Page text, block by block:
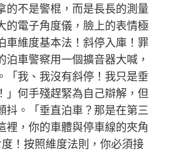
的不是警棍，而是長長的測量
的電子角度儀，臉上的表情極
車維度基本法！斜停入庫！罪
泊車警察用一個擴音器大喊，
「我、我沒有斜停！我只是垂
」何手殘趕緊為自己辯解，但
抖。「垂直泊車？那是在第三
裡，你的車體與停車線的夾角
！按照維度法則，你必須接